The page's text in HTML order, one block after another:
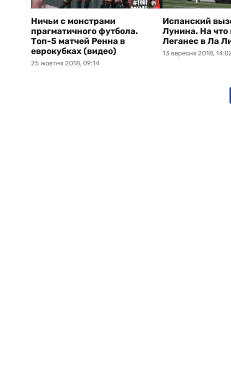
25 жовтня 2018, 09:14
Ничьи с монстрами
прагматичного футбола.
Топ-5 матчей Ренна в
еврокубках (видео)
13 вересня 2018,
Испанский
Лунина. На что
Леганес в Ла